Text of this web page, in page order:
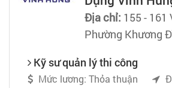
Địa chỉ: 155 - 161
Phường Khương
Kỹ sư quản lý thi công
Mức lương: Thỏa thuận